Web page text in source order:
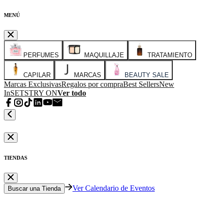
MENÚ
PERFUMES MAQUILLAJE TRATAMIENTO
CAPILAR MARCAS BEAUTY SALE
Marcas ExclusivasRegalos por compraBest SellersNew
InSETSTRY ONVer todo
TIENDAS
Buscar una Tienda Ver Calendario de Eventos